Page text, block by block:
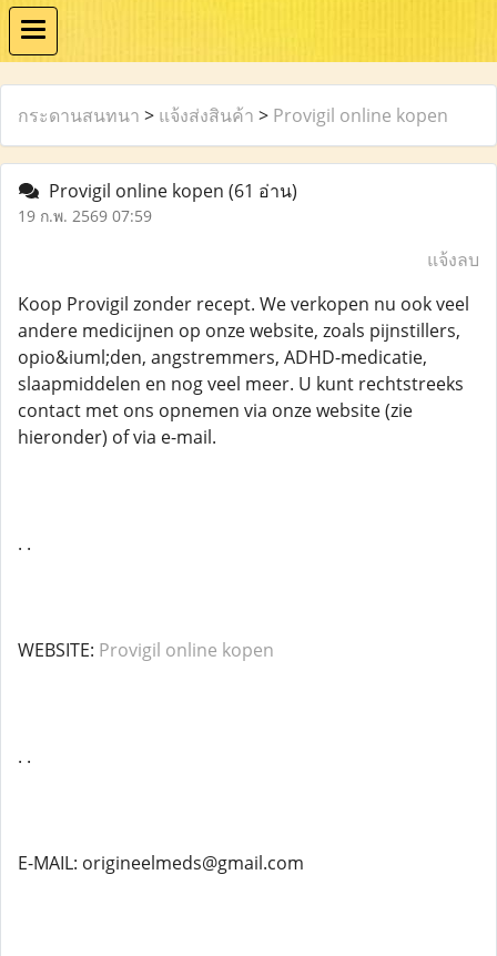
กระดานสนทนา > แจ้งส่งสินค้า > Provigil online kopen
Provigil online kopen (61 อ่าน)
19 ก.พ. 2569 07:59
แจ้งลบ
Koop Provigil zonder recept. We verkopen nu ook veel
andere medicijnen op onze website, zoals pijnstillers,
opio&iuml;den, angstremmers, ADHD-medicatie,
slaapmiddelen en nog veel meer. U kunt rechtstreeks
contact met ons opnemen via onze website (zie
hieronder) of via e-mail.
. .
WEBSITE: Provigil online kopen
. .
E-MAIL: origineelmeds@gmail.com